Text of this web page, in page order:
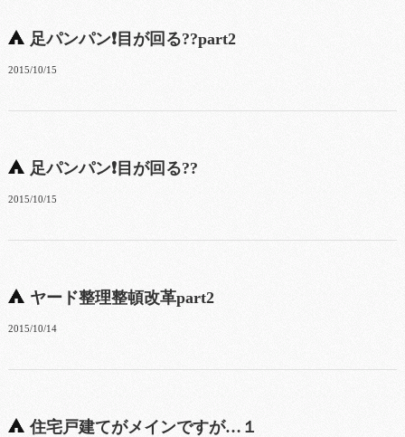
足パンパン❗目が回る??part2
2015/10/15
足パンパン❗目が回る??
2015/10/15
ヤード整理整頓改革part2
2015/10/14
住宅戸建てがメインですが…１